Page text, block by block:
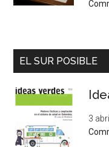
EL SUR POSIBLE
3